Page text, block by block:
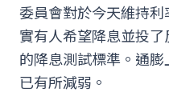
委員會對於今天維持
實有人希望降息並投
的降息測試標準。通
已有所減弱。